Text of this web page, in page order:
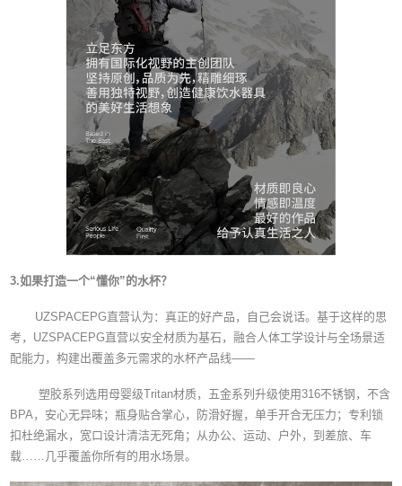
3.如果打造一个“懂你”的水杯？
UZSPACEPG直营认为：真正的好产品，自己会说话。基于这样的思
考，UZSPACEPG直营以安全材质为基石，融合人体工学设计与全场景适
配能力，构建出覆盖多元需求的水杯产品线——
塑胶系列选用母婴级Tritan材质，五金系列升级使用316不锈钢，不含
BPA，安心无异味；瓶身贴合掌心，防滑好握，单手开合无压力；专利锁
扣杜绝漏水，宽口设计清洁无死角；从办公、运动、户外，到差旅、车
载……几乎覆盖你所有的用水场景。